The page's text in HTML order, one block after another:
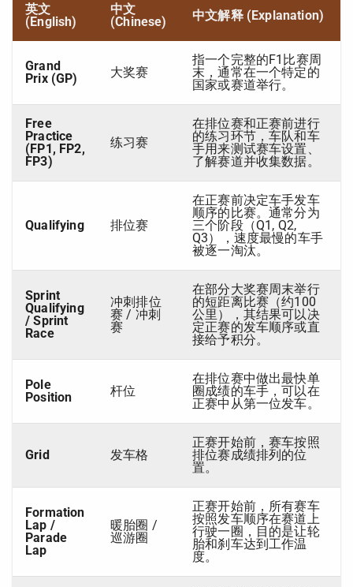
英文
(English)
中文
(Chinese)
中文解释 (Explanation)
Grand
Prix (GP)
大奖赛
指一个完整的F1比赛周
末，通常在一个特定的
国家或赛道举行。
Free
Practice
(FP1, FP2,
FP3)
练习赛
在排位赛和正赛前进行
的练习环节，车队和车
手用来测试赛车设置、
了解赛道并收集数据。
Qualifying 排位赛
在正赛前决定车手发车
顺序的比赛。通常分为
三个阶段（Q1, Q2,
Q3），速度最慢的车手
被逐一淘汰。
Sprint
Qualifying
/ Sprint
Race
冲刺排位
赛 / 冲刺
赛
在部分大奖赛周末举行
的短距离比赛（约100
公里），其结果可以决
定正赛的发车顺序或直
接给予积分。
Pole
Position
杆位
在排位赛中做出最快单
圈成绩的车手，可以在
正赛中从第一位发车。
Grid 发车格
正赛开始前，赛车按照
排位赛成绩排列的位
置。
Formation
Lap /
Parade
Lap
暖胎圈 /
巡游圈
正赛开始前，所有赛车
按照发车顺序在赛道上
行驶一圈，目的是让轮
胎和刹车达到工作温
度。